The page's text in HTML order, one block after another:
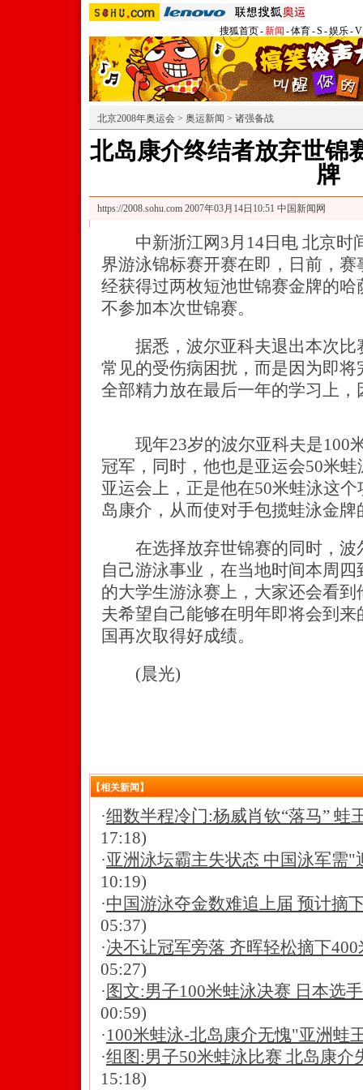
搜狐首页-新闻 -体育-S -娱乐-V
北京2008年奥运会 > 奥运新闻 > 诸强备战
北岛康介终结者放弃世锦
牌
https://2008.sohu.com 2007年03月14日10:51 中国新闻网
中新浙江网3月14日电 北京时
界游泳锦标赛开赛在即，日前，
经获得过两枚短池世锦赛金牌的
不参加本次世锦赛。
据悉，波尔亚科夫退出本次比
常见的受伤病困扰，而是因为即
全部精力放在最后一年的学习上
现年23岁的波尔亚科夫是100
冠军，同时，他也是亚运会50米
亚运会上，正是他在50米蛙泳这
岛康介，从而使对手包揽蛙泳金牌
在选择放弃世锦赛的同时，波
自己游泳事业，在当地时间本周
的大学生游泳赛上，大家还会看
夫希望自己能够在明年即将会到
国再次取得好成绩。
(晨光)
【相关新闻】
·细数半程冷门:杨威肖钦“落马” 蛙
17:18)
·亚洲泳坛霸主失状态 中国泳军需"
10:19)
·中国游泳夺金数难追上届 预计摘
05:37)
·决不让冠军旁落 齐晖轻松摘下
05:27)
· 图文:男子100米蛙泳决赛 日本选
00:59)
·100米蛙泳-北岛康介无愧"亚洲蛙
·组图:男子50米蛙泳比赛 北岛康介
15:18)